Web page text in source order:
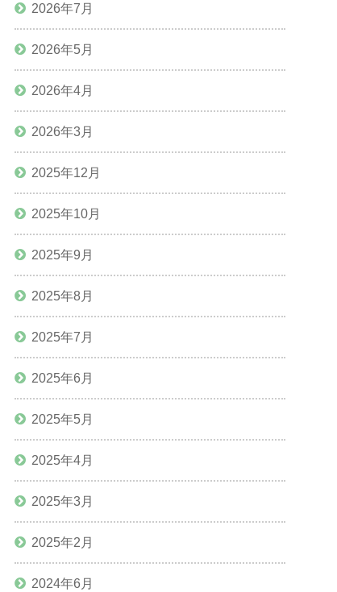
2026年7月
2026年5月
2026年4月
2026年3月
2025年12月
2025年10月
2025年9月
2025年8月
2025年7月
2025年6月
2025年5月
2025年4月
2025年3月
2025年2月
2024年6月